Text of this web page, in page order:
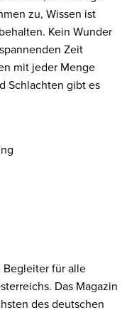
zu, Wissen ist
Kein Wunder
Zeit
mit jeder Menge
Schlachten gibt es
Begleiter für alle
Das Magazin
des deutschen